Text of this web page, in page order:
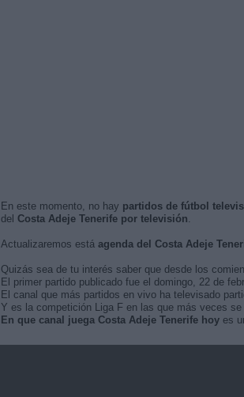
En este momento, no hay partidos de fútbol
del Costa Adeje Tenerife por televisión.
Actualizaremos está agenda del Costa Adeje
Quizás sea de tu interés saber que desde los
El primer partido publicado fue el domingo, 22 de
El canal que más partidos en vivo ha televisado
Y es la competición Liga F en las que más veces
En que canal juega Costa Adeje Tenerife hoyes